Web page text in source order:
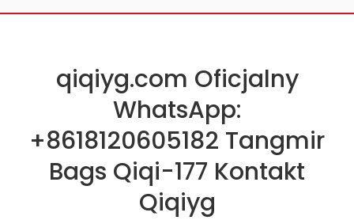
qiqiyg.com Oficjalny
WhatsApp:
+8618120605182 Tangmir
Bags Qiqi-177 Kontakt
Qiqiyg